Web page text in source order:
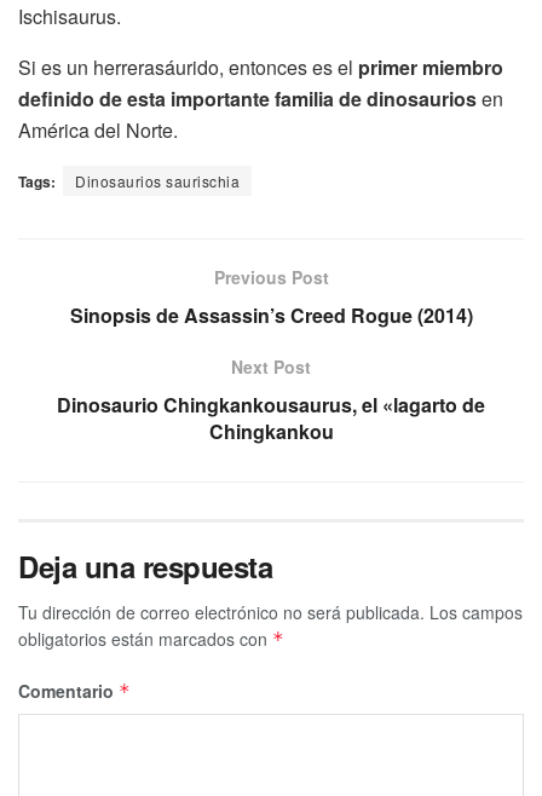
Ischisaurus.
Si es un herrerasáurido, entonces es el primer miembro
definido de esta importante familia de dinosauriosen
América del Norte.
Tags: Dinosaurios saurischia
Previous Post
Sinopsis de Assassin’s Creed Rogue (2014)
Next Post
Dinosaurio Chingkankousaurus, el «lagarto de
Chingkankou
Deja una respuesta
Tu dirección de correo electrónico no será publicada. Los campos
obligatorios están marcados con *
Comentario *